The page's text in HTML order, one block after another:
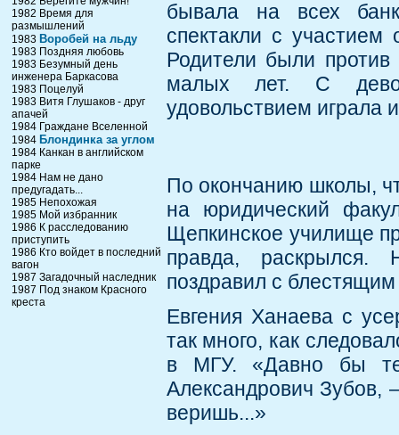
1982 Время для
размышлений
1983 Воробей на льду
1983 Поздняя любовь
1983 Безумный день
инженера Баркасова
1983 Поцелуй
1983 Витя Глушаков - друг
апачей
1984 Граждане Вселенной
1984 Блондинка за углом
1984 Канкан в английском
парке
1984 Нам не дано
предугадать...
1985 Непохожая
1985 Мой избранник
1986 К расследованию
приступить
1986 Кто войдет в последний
вагон
1987 Загадочный наследник
1987 Под знаком Красного
креста
бывала на всех
спектакли с участием
Родители были
малых лет. С
удовольствием играла
По окончанию школы,
на юридический
Щепкинское училище
правда, раскрылся.
поздравил с
Евгения Ханаева с
так много, как
в МГУ. «Давно бы
Александрович Зубов,
веришь...»